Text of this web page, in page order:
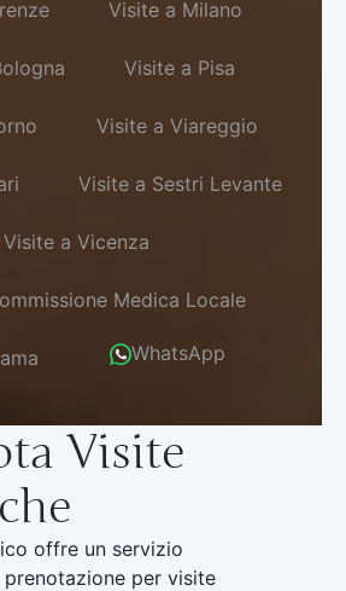
Visite a Milano
Visite a Pisa
Visite a Viareggio
Visite a Sestri Levante
Visite a Vicenza
Medica Locale
WhatsApp
Visite
offre un servizio
per visite